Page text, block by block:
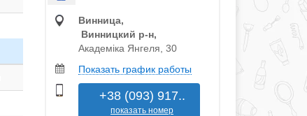
Винница,
Винницкий р‑н,
Академіка Янгеля, 30
Показать график работы
+38 (093) 917..
показать номер